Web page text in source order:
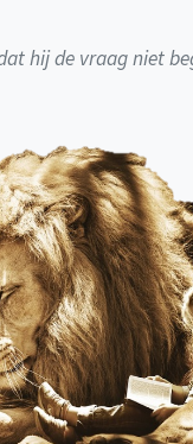
hij de vraag niet